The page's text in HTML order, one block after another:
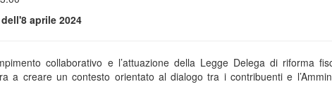
aprile 2024
collaborativo e l’attuazione della Legge Delega di riforma
a creare un contesto orientato al dialogo tra i contribuenti e